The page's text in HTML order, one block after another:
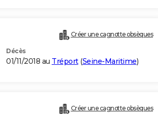
Créer une cagnotte obsèques
Décès
01/11/2018 au Tréport(Seine-Maritime)
Créer une cagnotte obsèques